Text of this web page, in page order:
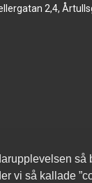
så
vi så kallade
2,4,